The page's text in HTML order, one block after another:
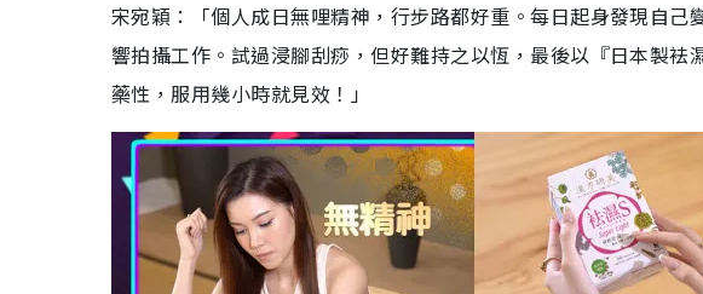
宋宛穎：「個人成日無哩精神，行步路都好重。每日起身發現自
響拍攝工作。試過浸腳刮痧，但好難持之以恆，最後以『日本製
藥性，服用幾小時就見效！」